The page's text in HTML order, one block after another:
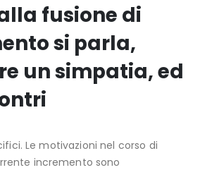
fusione di
si parla,
un simpatia, ed
Le motivazioni nel corso di
incremento sono